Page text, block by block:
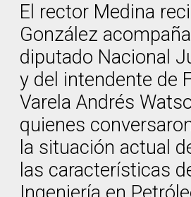
El rector Medina
González
diputado Nacional
y del intendente de
Varela Andrés
quienes
la situación actual
las características